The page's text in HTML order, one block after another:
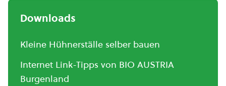
Downloads
Kleine Hühnerställe selber bauen
Internet Link-Tipps von BIO AUSTRIA
Burgenland